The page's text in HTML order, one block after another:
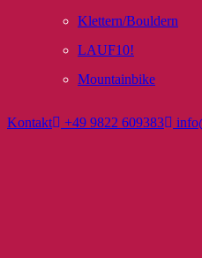
Klettern/Bouldern
LAUF10!
Mountainbike
Kontakt +49 9822 609383